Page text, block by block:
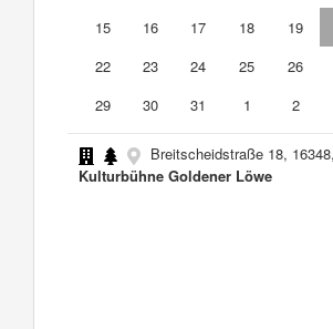
15
16 17 18 19
22
23 24 25 26
29
30 31 1 2
Breitscheidstraße 18,
Kulturbühne Goldener Löwe